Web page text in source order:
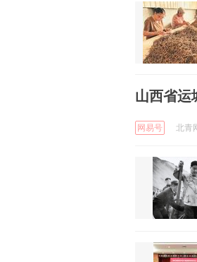
山西省运
网易号 北青